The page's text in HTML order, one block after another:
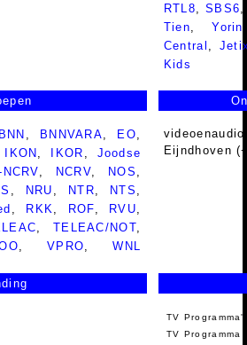
RTL8 ,SBS6
Tien ,Yorin
Central
Kids
BNN , BNNVARA, EO,
IKON , IKOR , Joodse
NCRV, NCRV, NOS ,
, NRU , NTR, NTS ,
, RKK, ROF, RVU,
, TELEAC/NOT,
,VPRO,WNL
Eijndhoven
TV
TV Programma